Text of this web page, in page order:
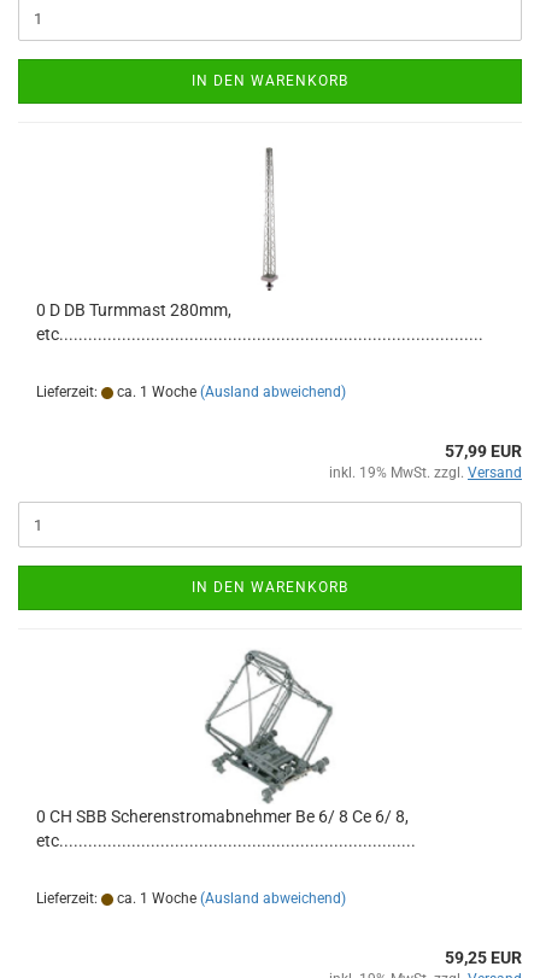
IN DEN WARENKORB
0 D DB Turmmast 280mm,
etc........................................................................................
Lieferzeit: ca. 1 Woche (Ausland abweichend)
57,99 EUR
inkl. 19% MwSt. zzgl. Versand
IN DEN WARENKORB
0 CH SBB Scherenstromabnehmer Be 6/ 8 Ce 6/ 8,
etc..........................................................................
Lieferzeit: ca. 1 Woche (Ausland abweichend)
59,25 EUR